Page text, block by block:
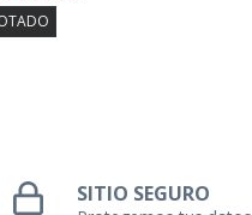
SITIO SEGURO